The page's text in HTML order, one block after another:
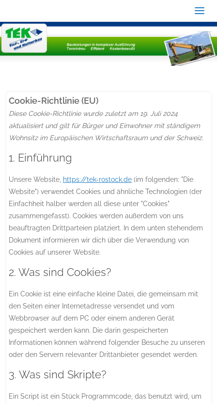
Cookie-Richtlinie (EU)
Diese Cookie-Richtlinie wurde zuletzt am 19. Juli 2024
aktualisiert und gilt für Bürger und Einwohner mit ständigem
Wohnsitz im Europäischen Wirtschaftsraum und der Schweiz.
1. Einführung
Unsere Website, https://tek-rostock.de(im folgenden: "Die
Website") verwendet Cookies und ähnliche Technologien (der
Einfachheit halber werden all diese unter "Cookies"
zusammengefasst). Cookies werden außerdem von uns
beauftragten Drittparteien platziert. In dem unten stehendem
Dokument informieren wir dich über die Verwendung von
Cookies auf unserer Website.
2. Was sind Cookies?
Ein Cookie ist eine einfache kleine Datei, die gemeinsam mit
den Seiten einer Internetadresse versendet und vom
Webbrowser auf dem PC oder einem anderen Gerät
gespeichert werden kann. Die darin gespeicherten
Informationen können während folgender Besuche zu unseren
oder den Servern relevanter Drittanbieter gesendet werden.
3. Was sind Skripte?
Ein Script ist ein Stück Programmcode, das benutzt wird, um